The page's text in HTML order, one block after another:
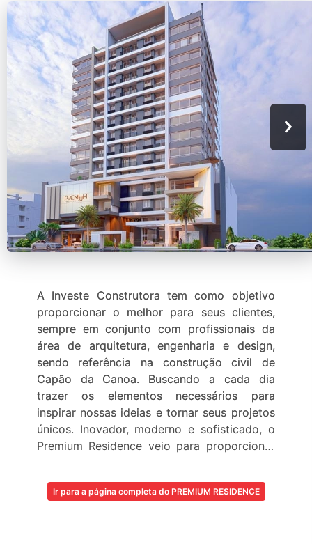
A Investe Construtora tem como objetivo
proporcionar o melhor para seus clientes,
sempre em conjunto com profissionais da
área de arquitetura, engenharia e design,
sendo referência na construção civil de
Capão da Canoa. Buscando a cada dia
trazer os elementos necessários para
inspirar nossas ideias e tornar seus projetos
únicos. Inovador, moderno e sofisticado, o
Premium Residence veio para proporcionar
realizados. Com infraestrutura completa e
localização privilegiada, sai do papel e se
Ir para a página completa do PREMIUM RESIDENCE